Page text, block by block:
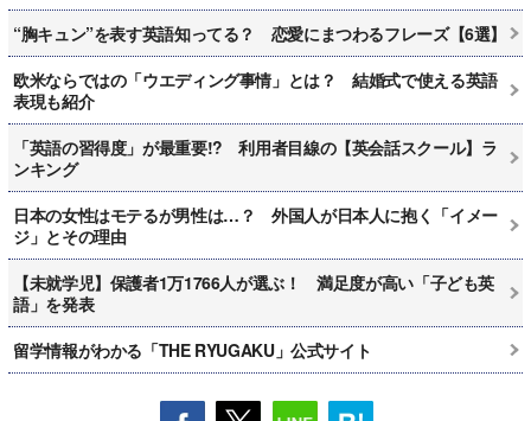
“胸キュン”を表す英語知ってる？ 恋愛にまつわるフレーズ【6選】
欧米ならではの「ウエディング事情」とは？ 結婚式で使える英語
表現も紹介
「英語の習得度」が最重要!? 利用者目線の【英会話スクール】ラ
ンキング
日本の女性はモテるが男性は…？ 外国人が日本人に抱く「イメー
ジ」とその理由
【未就学児】保護者1万1766人が選ぶ！ 満足度が高い「子ども英
語」を発表
留学情報がわかる「THE RYUGAKU」公式サイト